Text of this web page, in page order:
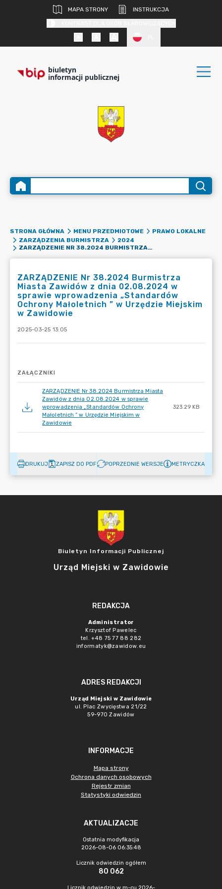
MAPA STRONY
INSTRUKCJA
biuletyn
informacji publicznej
STRONA GŁÓWNA MENU PRZEDMIOTOWE
PRAWO LOKALNE
ZARZĄDZENIA BURMISTRZA
2024
ZARZĄDZENIE NR 38.2024 BURMISTRZA MIASTA ZAWIDÓW Z DNIA 02.08.2024 W SPRAWIE WPROWADZENIA „STANDARDÓW OCHRONY MAŁOLETNICH ” W URZĘDZIE MIEJSKIM W ZAWIDOWIE
ZARZĄDZENIE Nr 38.2024 Burmistrza
Miasta Zawidów z dnia 02.08.2024 w
sprawie wprowadzenia „Standardów
Ochrony Małoletnich ” w Urzędzie Miejskim
w Zawidowie
2025-03-25 13:05
ZAŁĄCZNIKI
ZARZĄDZENIE Nr 38.2024 Burmistrza Miasta
Zawidów z dnia 02.08.2024 w sprawie
wprowadzenia „Standardów Ochrony
Małoletnich ” w Urzędzie Miejskim w
Zawidowie
323.29 KB
DRUKUJ ZAPISZ DO PDF POPRZEDNIE WERSJE METRYCZKA
Biuletyn Informacji Publicznej
Urząd Miejski w Zawidowie
REDAKCJA
Administrator
Krzysztof Pawelec
tel. +48 75 77 88 282
informatyk@zawidow.eu
ADRES REDAKCJI
Urząd Miejski w Zawidowie
ul. Plac Zwycięstwa 21/22
59-970 Zawidów
INFORMACJE
Mapa strony
Ochrona danych osobowych
Rejestr zmian
Statystyki odwiedzin
AKTUALIZACJE
Ostatnia modyfikacja
2026-08-06 06:35:48
Licznik odwiedzin ogółem
80 062